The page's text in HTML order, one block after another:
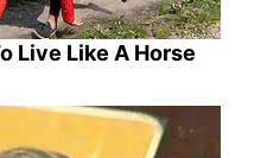
Live Like A Horse